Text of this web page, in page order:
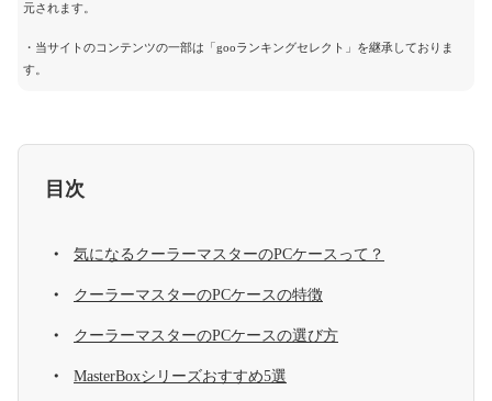
元されます。
・当サイトのコンテンツの一部は「gooランキングセレクト」を継承しておりま
す。
目次
気になるクーラーマスターのPCケースって？
クーラーマスターのPCケースの特徴
クーラーマスターのPCケースの選び方
MasterBoxシリーズおすすめ5選